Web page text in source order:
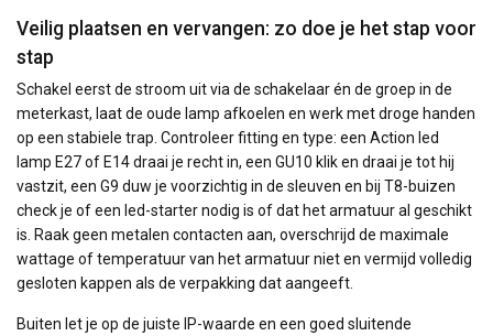
Veilig plaatsen en vervangen: zo doe je het stap voor
stap
Schakel eerst de stroom uit via de schakelaar én de groep in de
meterkast, laat de oude lamp afkoelen en werk met droge handen
op een stabiele trap. Controleer fitting en type: een Action led
lamp E27 of E14 draai je recht in, een GU10 klik en draai je tot hij
vastzit, een G9 duw je voorzichtig in de sleuven en bij T8-buizen
check je of een led-starter nodig is of dat het armatuur al geschikt
is. Raak geen metalen contacten aan, overschrijd de maximale
wattage of temperatuur van het armatuur niet en vermijd volledig
gesloten kappen als de verpakking dat aangeeft.
Buiten let je op de juiste IP-waarde en een goed sluitende